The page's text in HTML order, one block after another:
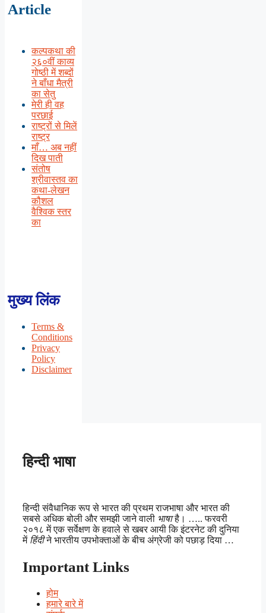
Article
कल्पकथा की
२६०वीं काव्य
गोष्ठी में शब्दों
ने बाँधा मैत्री
का सेतु
मेरी ही वह
परछाई
राष्ट्रों से मिलें
राष्ट्र
माँ… अब नहीं
दिख पाती
संतोष
श्रीवास्तव का
कथा-लेखन
कौशल
वैश्विक स्तर
का
मुख्य लिंक
Terms &
Conditions
Privacy
Policy
Disclaimer
हिन्दी भाषा
हिन्दी संवैधानिक रूप से भारत की प्रथम राजभाषा और भारत की
सबसे अधिक बोली और समझी जाने वाली भाषाहै। ….. फरवरी
२०१८ में एक सर्वेक्षण के हवाले से खबर आयी कि इंटरनेट की दुनिया
में हिंदीने भारतीय उपभोक्ताओं के बीच अंग्रेजी को पछाड़ दिया …
Important Links
होम
हमारे बारे में